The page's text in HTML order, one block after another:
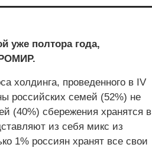
уже полтора года,
РОМИР.
холдинга, проведенного в IV
российских семей (52%) не
(40%) сбережения хранятся в
из себя микс из
1% россиян хранят все свои